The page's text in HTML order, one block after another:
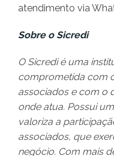
atendimento via
Sobre o Sicredi
O Sicredi é uma
comprometida com
associados e com o
onde atua. Possui
valoriza a
associados, que
negócio. Com mais